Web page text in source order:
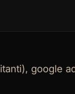
google